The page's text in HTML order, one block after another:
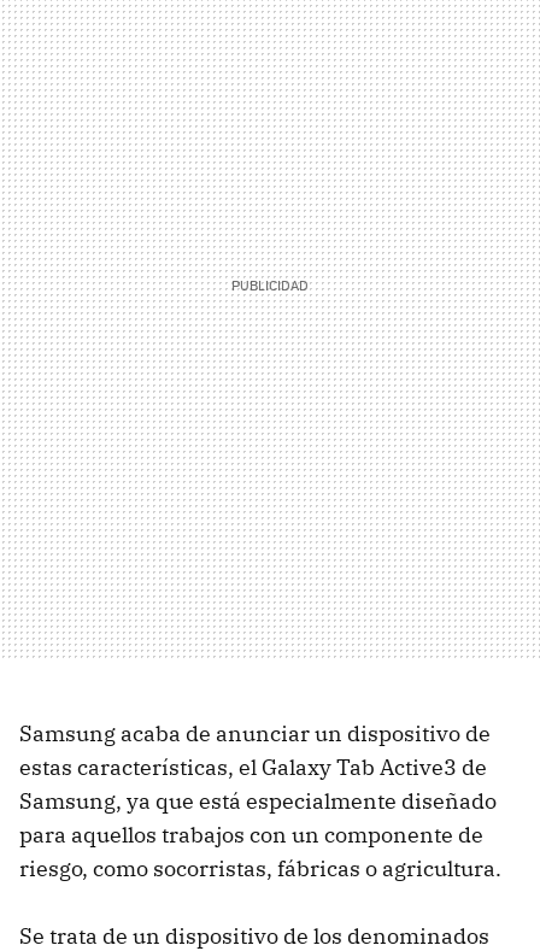
Samsung acaba de anunciar un dispositivo de
estas características, el Galaxy Tab Active3 de
Samsung, ya que está especialmente diseñado
para aquellos trabajos con un componente de
riesgo, como socorristas, fábricas o agricultura.
Se trata de un dispositivo de los denominados